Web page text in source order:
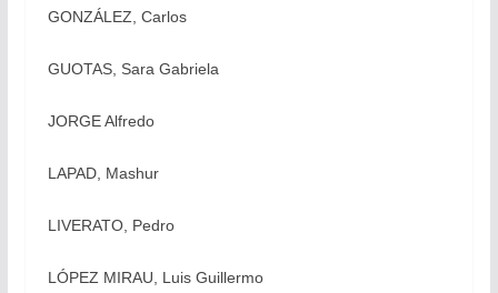
GONZÁLEZ, Carlos
GUOTAS, Sara Gabriela
JORGE Alfredo
LAPAD, Mashur
LIVERATO, Pedro
LÓPEZ MIRAU, Luis Guillermo